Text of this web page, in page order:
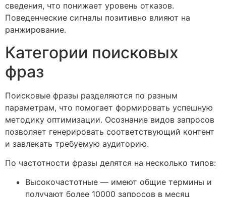
сведения, что понижает уровень отказов.
Поведенческие сигналы позитивно влияют на
ранжирование.
Категории поисковых
фраз
Поисковые фразы разделяются по разным
параметрам, что помогает формировать успешную
методику оптимизации. Осознание видов запросов
позволяет генерировать соответствующий контент
и завлекать требуемую аудиторию.
По частотности фразы делятся на несколько типов:
Высокочастотные — имеют общие термины и
получают более 10000 запросов в месяц